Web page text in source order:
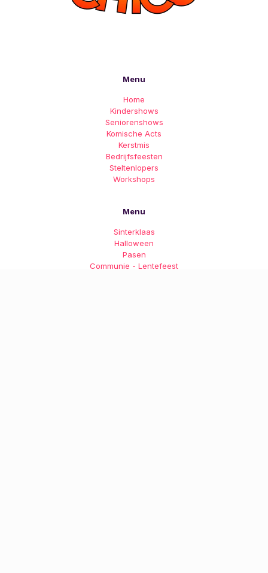
Menu
Home
Kindershows
Seniorenshows
Komische Acts
Kerstmis
Bedrijfsfeesten
Steltenlopers
Workshops
Menu
Sinterklaas
Halloween
Pasen
Communie - Lentefeest